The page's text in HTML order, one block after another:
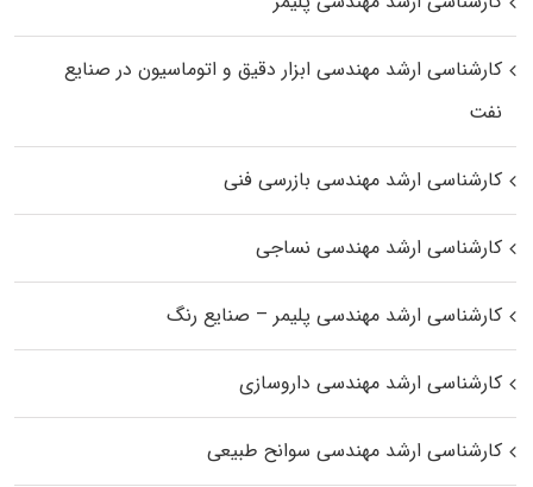
کارشناسی ارشد مهندسی ابزار دقیق و اتوماسیون در صنایع
نفت
کارشناسی ارشد مهندسی بازرسی فنی
کارشناسی ارشد مهندسی نساجی
کارشناسی ارشد مهندسی پلیمر – صنایع رنگ
کارشناسی ارشد مهندسی داروسازی
کارشناسی ارشد مهندسی سوانح طبیعی